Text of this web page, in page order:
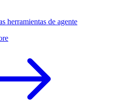
herramientas de agente